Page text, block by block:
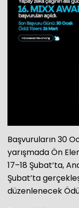
Başvuruların 30
yarışmada Ön
17–18 Şubat’ta,
Şubat’ta
düzenlenecek